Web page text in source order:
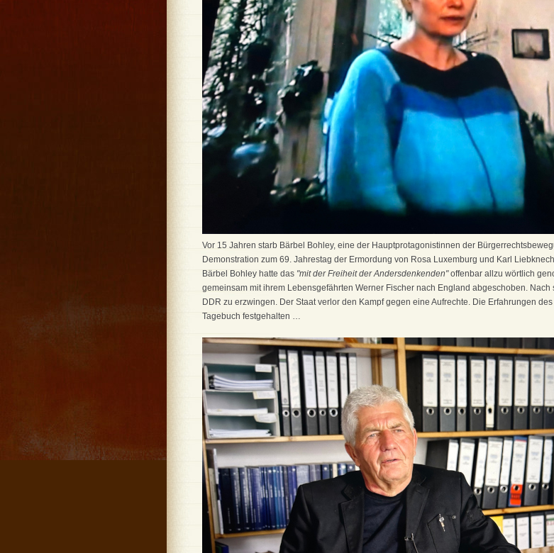
Vor 15 Jahren starb Bärbel Bohley, eine der Hauptprotagonistinnen der
Demonstration zum 69. Jahrestag der Ermordung von Rosa Luxemburg und Karl
Bärbel Bohley hatte das "mit der Freiheit der Andersdenkenden"offenbar allzu wörtlich
gemeinsam mit ihrem Lebensgefährten Werner Fischer nach England abgeschoben.
DDR zu erzwingen. Der Staat verlor den Kampf gegen eine Aufrechte. Die Erfahrungen
Tagebuch festgehalten …